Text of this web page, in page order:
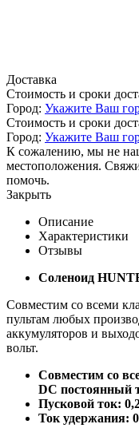
Доставка
Стоимость и сроки
Город: Укажите Ваш
Стоимость и сроки
Город: Укажите Ваш
К сожалению, мы не
местоположения.
помочь.
Закрыть
Описание
Характеристики
Отзывы
Соленоид
Совместим со всеми
пультам любых
аккумуляторов и
вольт.
Совместим со
DC постоянный
Пусковой ток:
Ток удержания: